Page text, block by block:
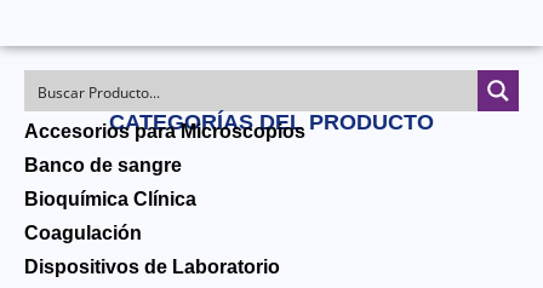
CATEGORÍAS DEL PRODUCTO
Accesorios para Microscopios
Banco de sangre
Bioquímica Clínica
Coagulación
Dispositivos de Laboratorio